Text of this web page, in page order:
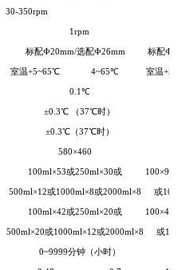
30-350rpm
1rpm
标配Ф20mm/选配Ф26mm 标配
室温+5~65℃ 4~65℃ 室温
0.1℃
±0.3℃ （37℃时）
±0.3℃（37℃时）
580×460
100ml×53或250ml×30或 100×95
500ml×12或1000ml×8或2000ml×8 或
100ml×42或250ml×20或 100×45
500ml×20或1000ml×12或2000ml×8 或
0~9999分钟（小时）